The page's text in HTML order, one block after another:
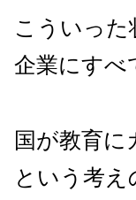
こういっ
企業にすべ
国が教育に
という考